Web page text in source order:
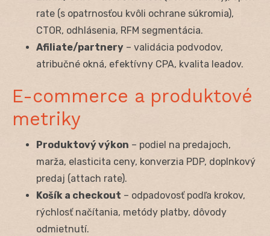
rate (s opatrnosťou kvôli ochrane súkromia),
CTOR, odhlásenia, RFM segmentácia.
Afiliate/partnery – validácia podvodov,
atribučné okná, efektívny CPA, kvalita leadov.
E-commerce a produktové
metriky
Produktový výkon – podiel na predajoch,
marža, elasticita ceny, konverzia PDP, doplnkový
predaj (attach rate).
Košík a checkout – odpadovosť podľa krokov,
rýchlosť načítania, metódy platby, dôvody
odmietnutí.